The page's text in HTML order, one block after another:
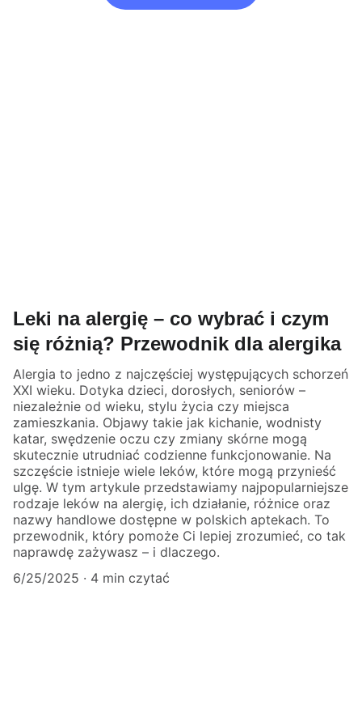
Leki na alergię – co wybrać i czym
się różnią? Przewodnik dla alergika
Alergia to jedno z najczęściej występujących schorzeń
XXI wieku. Dotyka dzieci, dorosłych, seniorów –
niezależnie od wieku, stylu życia czy miejsca
zamieszkania. Objawy takie jak kichanie, wodnisty
katar, swędzenie oczu czy zmiany skórne mogą
skutecznie utrudniać codzienne funkcjonowanie. Na
szczęście istnieje wiele leków, które mogą przynieść
ulgę. W tym artykule przedstawiamy najpopularniejsze
rodzaje leków na alergię, ich działanie, różnice oraz
nazwy handlowe dostępne w polskich aptekach. To
przewodnik, który pomoże Ci lepiej zrozumieć, co tak
naprawdę zażywasz – i dlaczego.
6/25/2025
4 min czytać